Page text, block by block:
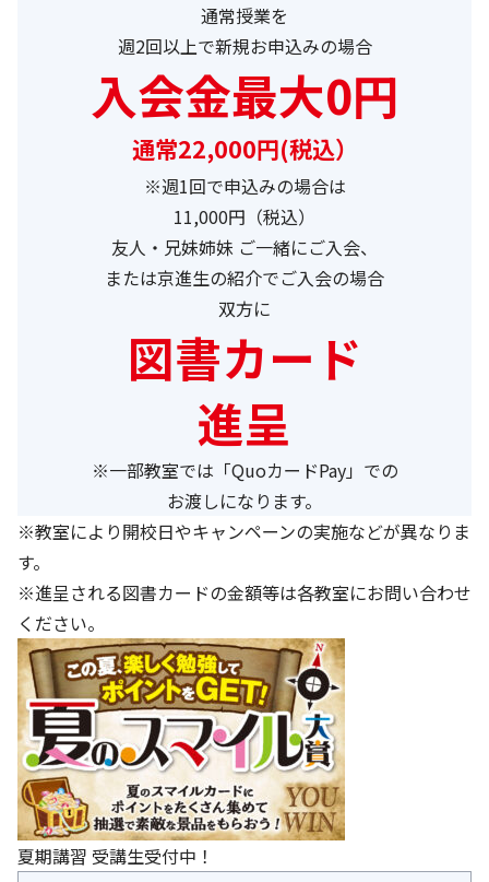
通常授業を
週2回以上で新規お申込みの場合
入会金最大0円
通常22,000円(税込）
※週1回で申込みの場合は
11,000円（税込）
友人・兄妹姉妹 ご一緒にご入会、
または京進生の紹介でご入会の場合
双方に
図書カード
進呈
※一部教室では「QuoカードPay」での
お渡しになります。
※教室により開校日やキャンペーンの実施などが異なりま
す。
※進呈される図書カードの金額等は各教室にお問い合わせ
ください。
夏期講習 受講生受付中！